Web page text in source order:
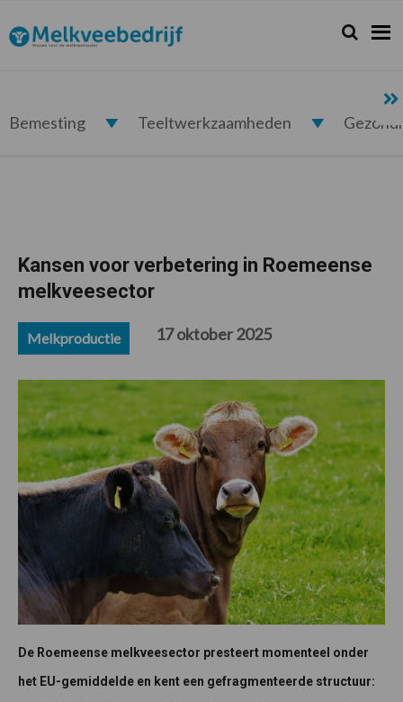
de
hoofdnavigatie
de
hoofd
de
eerste
de
voettekst
Melkveebedrijf.nl Zoeken...
Zoek
Bemesting Teeltwerkzaamheden
Kansen voor verbetering in Roemeense
melkveesector
Melkproductie 17 oktober 2025
De Roemeense melkveesector presteert momenteel onder
het EU-gemiddelde en kent een gefragmenteerde structuur: